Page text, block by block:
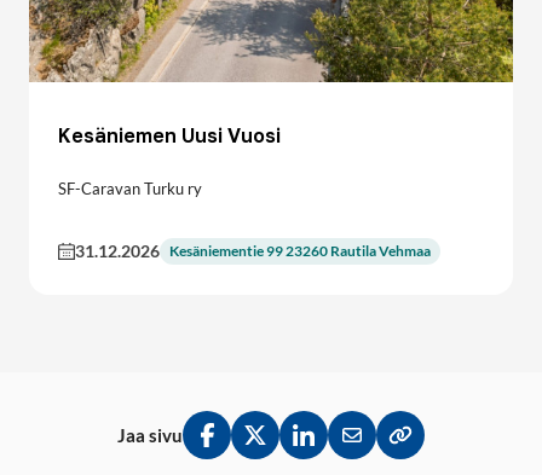
Kesäniemen Uusi Vuosi
SF-Caravan Turku ry
31.12.2026 Kesäniementie 99 23260 Rautila Vehmaa
Jaa sivu
Jaa Facebookissa
Jaa Twitterissä
Jaa LinkedInissä
Jaa sähköpostitse
Kopioi linkki